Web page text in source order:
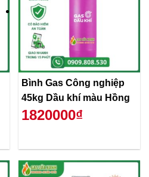
Bình Gas Công nghiệp
45kg Dầu khí màu Hồng
1820000₫